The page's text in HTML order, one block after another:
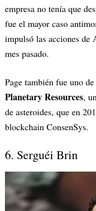
empresa no tenía que
fue el mayor caso
impulsó las acciones de
mes pasado.
Page también fue uno
Planetary Resources,
de asteroides, que en
blockchain ConsenSys.
6. Serguéi Brin